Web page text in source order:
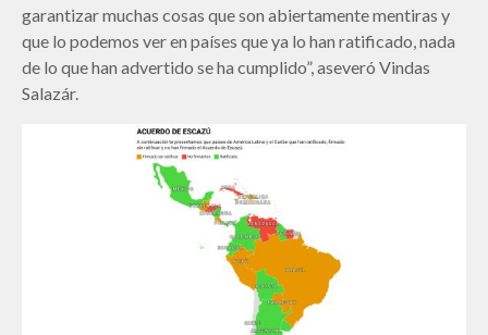
garantizar muchas cosas que son abiertamente mentiras y
que lo podemos ver en países que ya lo han ratificado, nada
de lo que han advertido se ha cumplido”, aseveró Vindas
Salazár.